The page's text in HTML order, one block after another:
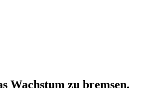
Wachstum zu bremsen.